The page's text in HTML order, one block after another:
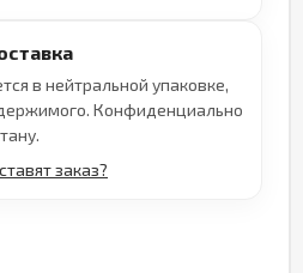
в нейтральной упаковке,
Конфиденциально
заказ?